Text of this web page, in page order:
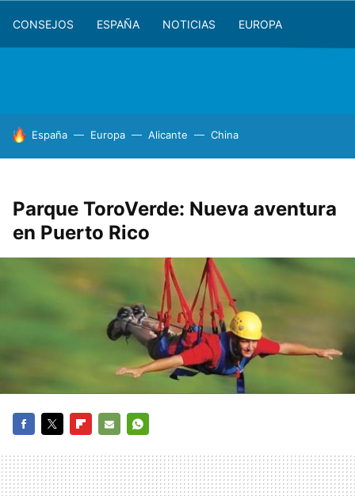
CONSEJOS ESPAÑA NOTICIAS EUROPA
HOY SE HABLA DE
España Europa Alicante China
Parque ToroVerde: Nueva aventura
en Puerto Rico
MAIL